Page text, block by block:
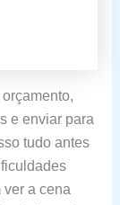
e enviar para
tudo antes
ver a cena